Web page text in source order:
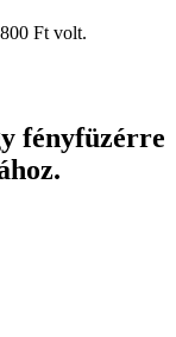
Ft volt.
fényfüzérre